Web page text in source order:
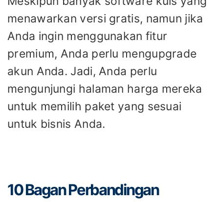
menawarkan versi gratis, namun jika
Anda ingin menggunakan fitur
premium, Anda perlu mengupgrade
akun Anda. Jadi, Anda perlu
mengunjungi halaman harga mereka
untuk memilih paket yang sesuai
untuk bisnis Anda.
10 Bagan Perbandingan